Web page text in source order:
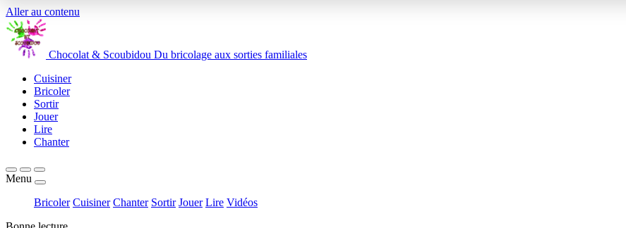
Aller au contenu
Chocolat & Scoubidou Du bricolage aux sorties familiales
Cuisiner
Bricoler
Sortir
Jouer
Lire
Chanter
Menu
Bricoler Cuisiner Chanter Sortir Jouer Lire Vidéos